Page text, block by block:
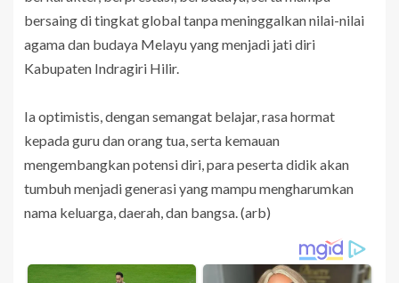
bersaing di tingkat global tanpa meninggalkan nilai-nilai
agama dan budaya Melayu yang menjadi jati diri
Kabupaten Indragiri Hilir.
Ia optimistis, dengan semangat belajar, rasa hormat
kepada guru dan orang tua, serta kemauan
mengembangkan potensi diri, para peserta didik akan
tumbuh menjadi generasi yang mampu mengharumkan
nama keluarga, daerah, dan bangsa. (arb)